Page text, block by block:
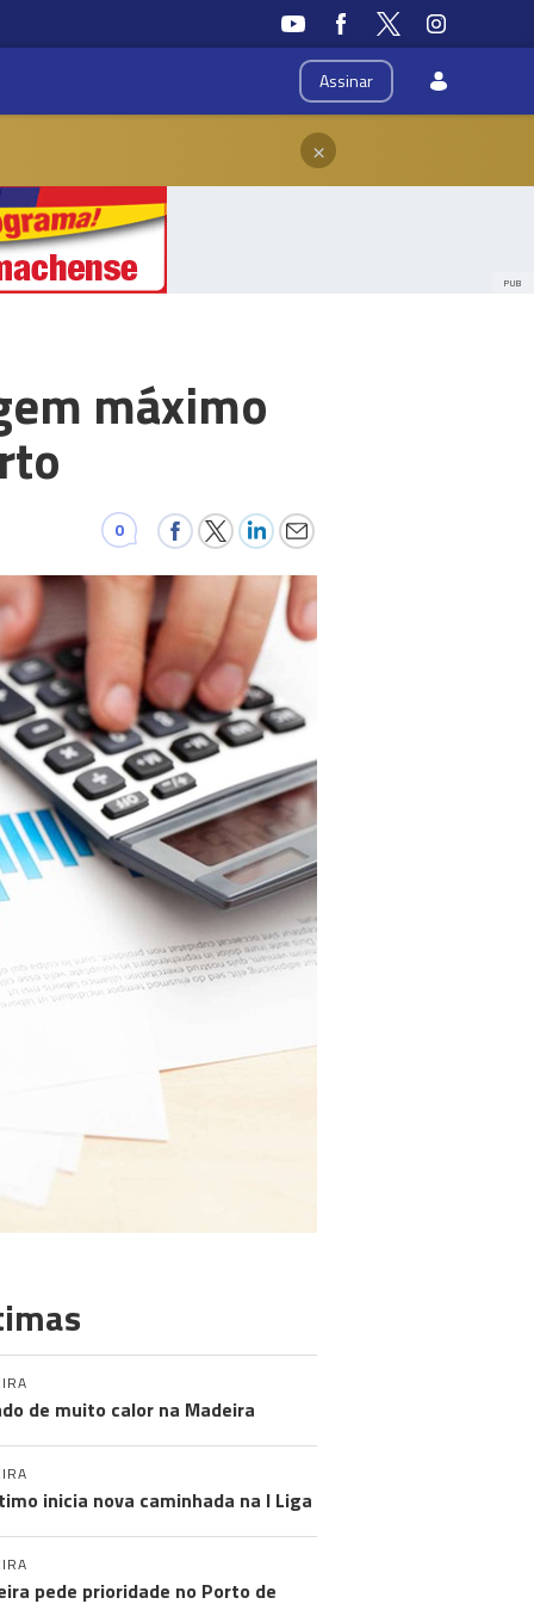
Assinar
×
PUB
máximo
0
de muito calor na Madeira
inicia nova caminhada na I Liga
pede prioridade no Porto de